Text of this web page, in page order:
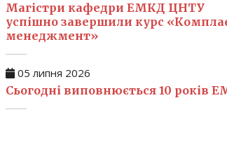
Магістри кафедри ЕМКД ЦНТУ
успішно завершили курс
менеджмент»
05 липня 2026
Сьогодні виповнюється 10 років